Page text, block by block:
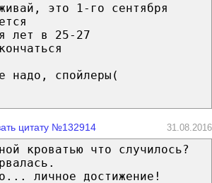
это 1-го сентября
лет в 25-27
спойлеры(
цитату №132914 31.08.2016
кроватью что случилось?
личное достижение!